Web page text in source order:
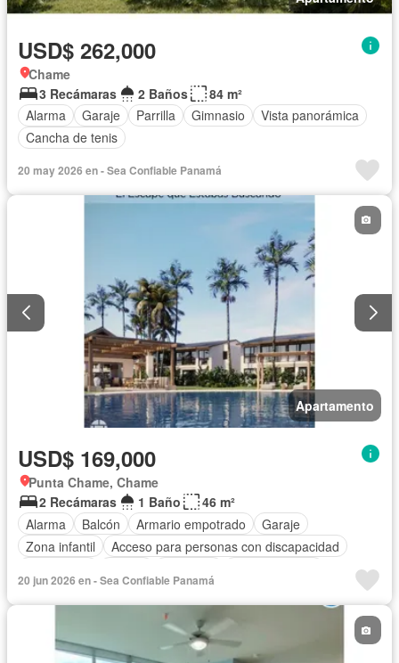
USD$ 262,000
Chame
3 Recámaras
2 Baños
84 m²
Alarma
Garaje Parrilla Gimnasio
Vista panorámica
Cancha de tenis
20 may 2026 en - Sea Confiable Panamá
Apartamento
USD$ 169,000
Punta Chame, Chame
2 Recámaras
1 Baño
46 m²
Alarma
Balcón Armario empotrado
Garaje
Zona infantil
Acceso para personas con discapacidad
Gas natural
Vista panorámica
20 jun 2026 en - Sea Confiable Panamá